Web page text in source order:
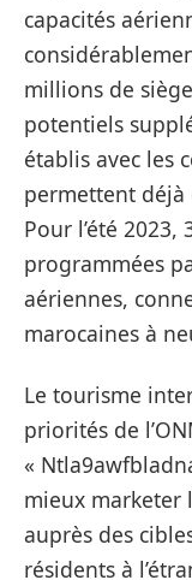
capacités
millions de
potentiels
établis avec les
permettent
Pour l’été
programmées
aériennes,
marocaines à
Le tourisme
priorités de
«
mieux marketer
auprès des
résidents à